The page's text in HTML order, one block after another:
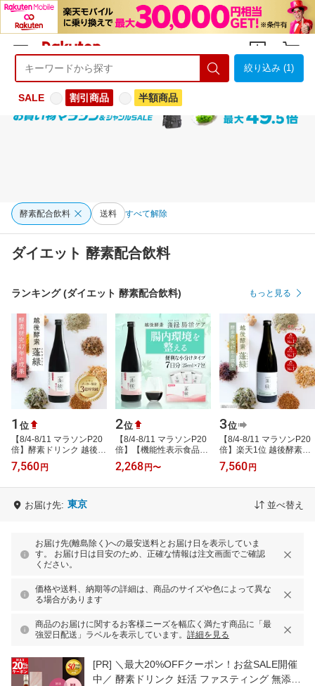
ようこそ 楽天市場へ ログイン
絞り込み (1)
SALE 割引商品 半額商品
酵素配合飲料 送料 すべて解除
ダイエット 酵素配合飲料
ランキング (ダイエット 酵素配合飲料) もっと見る
1 位
【8/4-8/11 マラソンP20
倍】酵素ドリンク 越後薬
草蓬緑 機能性表示食品
腸活ドリンク 30日目安
7,560 円
2位
【8/4-8/11 マラソンP20
倍】【機能性表示食品】
越後薬草蓬緑 腸活ケア
パウチタイプ 腸活ドリン
2,268 円〜
3位
【8/4-8/11 マラソンP20
倍】楽天1位 越後酵素蓬
緑 無添加 累計販売数3億
杯突破 ファスティングド
7,560 円
お届け先: 東京 並べ替え
お届け先(離島除く)への最安送料とお届け日を表示していま
す。 お届け日は目安のため、正確な情報は注文画面でご確認
ください。
価格や送料、納期等の詳細は、商品のサイズや色によって異な
る場合があります
商品のお届けに関するお客様ニーズを幅広く満たす商品に「最
強翌日配送」ラベルを表示しています。 詳細を見る
[PR] ＼最大20%OFFクーポン！お盆SALE開催
中／ 酵素ドリンク 妊活 ファスティング 無添加